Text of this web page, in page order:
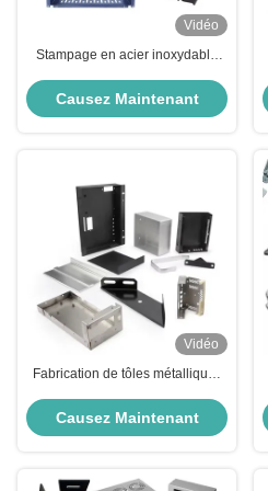
Vidéo
Stampage en acier inoxydable
aluminium
Causez Maintenant
Vidéo
Fabrication de tôles métalliques
Causez Maintenant